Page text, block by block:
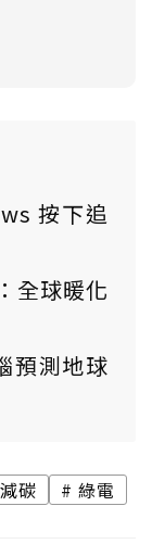
按下追
全球暖化
預測地球
碳 綠電